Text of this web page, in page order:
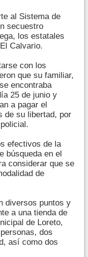
al Sistema de
secuestro
los estatales
Calvario.
con los
que su familiar,
encontraba
25 de junio y
a pagar el
de su libertad, por
efectivos de la
búsqueda en el
considerar que se
de
diversos puntos y
a una tienda de
de Loreto,
dos
así como dos